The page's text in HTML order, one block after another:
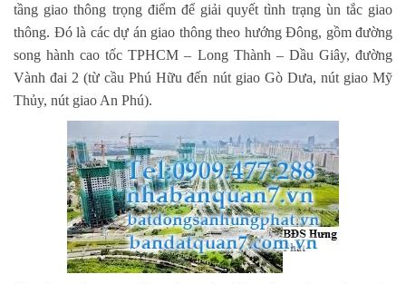
tầng giao thông trọng điểm để giải quyết tình trạng ùn tắc giao
thông. Đó là các dự án giao thông theo hướng Đông, gồm đường
song hành cao tốc TPHCM – Long Thành – Dầu Giây, đường
Vành đai 2 (từ cầu Phú Hữu đến nút giao Gò Dưa, nút giao Mỹ
Thủy, nút giao An Phú).